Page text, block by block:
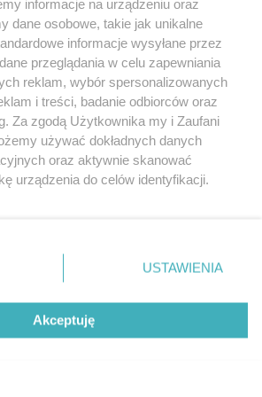
Michael Morys-
książce
tronie w Pradze.
za swojego...
książki historyczne w
cenach
ocenianych przez czytelników.
informacje na urządzeniu oraz
dane osobowe, takie jak unikalne
informacje wysyłane przez
przeglądania w celu zapewniania
reklam, wybór spersonalizowanych
i treści, badanie odbiorców oraz
Za zgodą Użytkownika my i Zaufani
używać dokładnych danych
oraz aktywnie skanować
urządzenia do celów identyfikacji.
przycisk ustawień prywatności
dolnym rogu strony
. Niektóre
masz prawo sprzeciwić się takiemu
będą miały zastosowania tylko
USTAWIENIA
Akceptuję